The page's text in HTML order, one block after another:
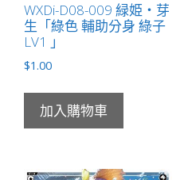
WXDi-D08-009 緑姫・芽
生「綠色 輔助分身 綠子
LV1 」
$1.00
加入購物車